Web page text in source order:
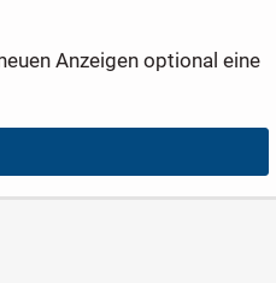
Anzeigen optional eine